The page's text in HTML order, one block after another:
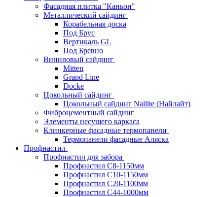
Фасадная плитка "Каньон"
Металлический сайдинг
Корабельная доска
Под Брус
Вертикаль GL
Под Бревно
Виниловый сайдинг
Mitten
Grand Line
Docke
Цокольный сайдинг
Цокольный сайдинг Nailite (Найлайт)
Фиброцементный сайдинг
Элементы несущего каркаса
Клинкерные фасадные термопанели
Термопанели фасадные Аляска
Профнастил
Профнастил для забора
Профнастил С8-1150мм
Профнастил С10-1150мм
Профнастил С20-1100мм
Профнастил С44-1000мм